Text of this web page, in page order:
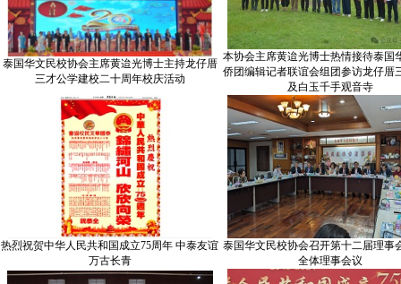
泰国华文民校协会主席黄迨光博士主持龙仔厝
三才公学建校二十周年校庆活动
本协会主席黄迨光博士热情接待泰国
侨团编辑记者联谊会组团参访龙仔厝
及白玉千手观音寺
热烈祝贺中华人民共和国成立75周年 中泰友谊
万古长青
泰国华文民校协会召开第十二届理事
全体理事会议